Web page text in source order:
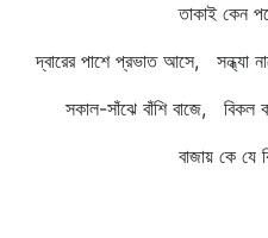
তাকাই কেন পথের
দ্বারের পাশে প্রভাত আসে, সন্ধ্যা
সকাল-সাঁঝে বাঁশি বাজে, বিকল
বাজায় কে যে